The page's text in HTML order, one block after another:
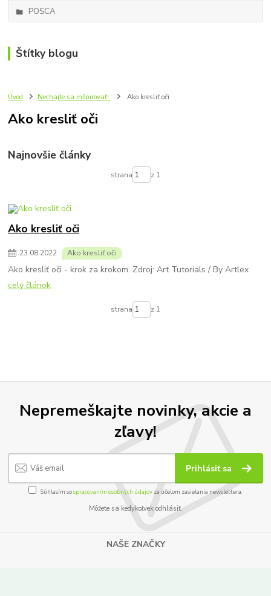
POSCA
Štítky blogu
Úvod Nechajte sa inšpirovať! Ako kresliť oči
Ako kresliť oči
Najnovšie články
strana z 1
Ako kresliť oči
23.08.2022 Ako kresliť oči
Ako kresliť oči - krok za krokom. Zdroj: Art Tutorials / By Artlex
celý článok
strana z 1
Nepremeškajte novinky, akcie a
zľavy!
Prihlásiť sa
Súhlasím sospracovaním osobných údajov za účelom zasielania newslettera.
Môžete sa kedykoľvek odhlásiť.
NAŠE ZNAČKY